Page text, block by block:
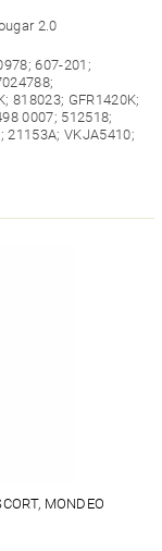
2.0
607-201;
818023; GFR1420K;
0007; 512518;
21153A; VKJA5410;
MONDEO